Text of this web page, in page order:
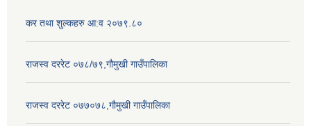
कर तथा शुल्कहरु आ:व २०७९.८०
राजस्व दररेट ०७८/७९,गौमुखी गाउँपालिका
राजस्व दररेट ०७७०७८,गौमुखी गाउँपालिका